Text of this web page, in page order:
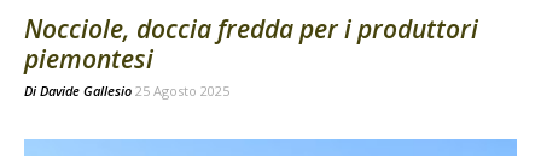
Nocciole, doccia fredda per i produttori
piemontesi
Di Davide Gallesio 25 Agosto 2025